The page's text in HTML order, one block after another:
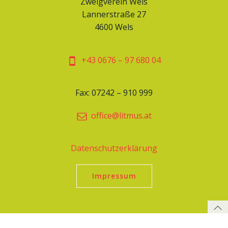
Lannerstraße 27
4600 Wels
+43 0676 – 97 680 04
Fax: 07242 – 910 999
office@litmus.at
Datenschutzerklärung
Impressum